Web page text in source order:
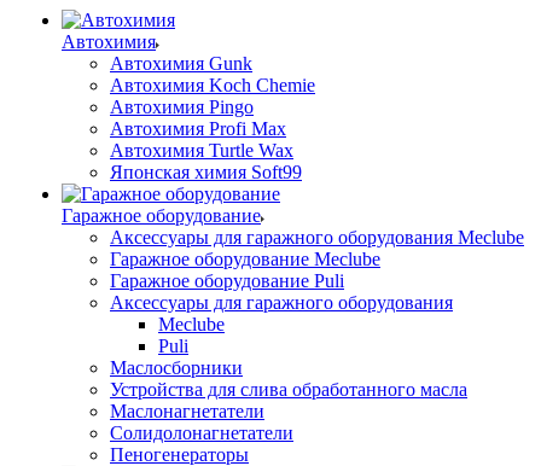
Автохимия
Автохимия Gunk
Автохимия Koch Chemie
Автохимия Pingo
Автохимия Profi Max
Автохимия Turtle Wax
Японская химия Soft99
Гаражное оборудование
Аксессуары для гаражного оборудования Meclube
Гаражное оборудование Meclube
Гаражное оборудование Puli
Аксессуары для гаражного оборудования
Meclube
Puli
Маслосборники
Устройства для слива обработанного масла
Маслонагнетатели
Солидолонагнетатели
Пеногенераторы